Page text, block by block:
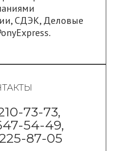
,СДЭК,Деловые
73-73,
54-49,
87-05